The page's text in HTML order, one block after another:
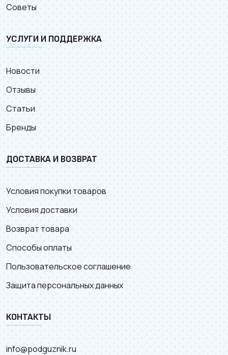
Советы
УСЛУГИ И ПОДДЕРЖКА
Новости
Отзывы
Статьи
Бренды
ДОСТАВКА И ВОЗВРАТ
Условия покупки товаров
Условия доставки
Возврат товара
Способы оплаты
Пользовательское соглашение
Защита персональных данных
КОНТАКТЫ
info@podguznik.ru